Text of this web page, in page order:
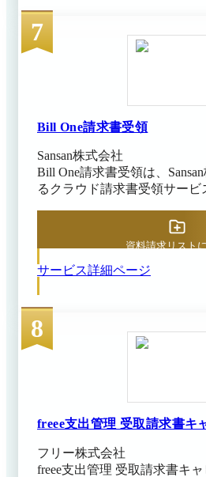
取得できるため、通帳記帳不
化につながります。法人プラ
ートフォンから申請や承認を
機能が利用でき、外出先から
JIIMA認証を取得しているた
して導入可能です。 ※出典：MakeLeaps公式
7
Bill One請求書受領
Sansan株式会社
Bill One請求書受領は、
るクラウド請求書受領サー
オンラインで一括受領し、素
化。請求書をクラウド上で一
す。インボイス制度や電子帳
における意思決定のスピード
サービス詳細ページ
資料請求リスト
8
freee支出管理 受取請求書キ
フリー株式会社
freee支出管理 受取請求書キ